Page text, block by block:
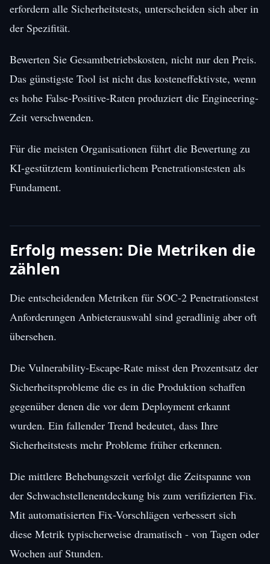
erfordern alle Sicherheitstests, unterscheiden sich aber in
der Spezifität.
Bewerten Sie Gesamtbetriebskosten, nicht nur den Preis.
Das günstigste Tool ist nicht das kosteneffektivste, wenn
es hohe False-Positive-Raten produziert die Engineering-
Zeit verschwenden.
Für die meisten Organisationen führt die Bewertung zu
KI-gestütztem kontinuierlichem Penetrationstesten als
Fundament.
Erfolg messen: Die Metriken die
zählen
Die entscheidenden Metriken für SOC-2 Penetrationstest
Anforderungen Anbieterauswahl sind geradlinig aber oft
übersehen.
Die Vulnerability-Escape-Rate misst den Prozentsatz der
Sicherheitsprobleme die es in die Produktion schaffen
gegenüber denen die vor dem Deployment erkannt
wurden. Ein fallender Trend bedeutet, dass Ihre
Sicherheitstests mehr Probleme früher erkennen.
Die mittlere Behebungszeit verfolgt die Zeitspanne von
der Schwachstellenentdeckung bis zum verifizierten Fix.
Mit automatisierten Fix-Vorschlägen verbessert sich
diese Metrik typischerweise dramatisch - von Tagen oder
Wochen auf Stunden.